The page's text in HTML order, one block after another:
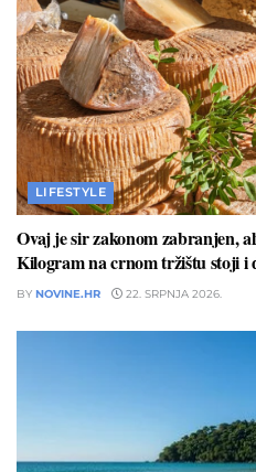
LIFESTYLE
Ovaj je sir zakonom zabranjen,
Kilogram na crnom tržištu stoji i
BY NOVINE.HR 22. SRPNJA 2026.